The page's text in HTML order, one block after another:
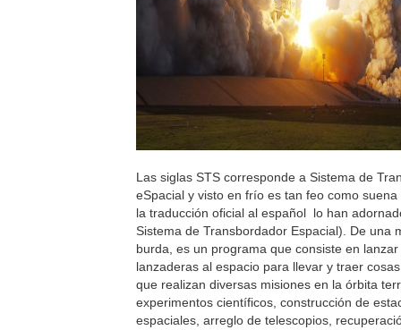
Las siglas STS corresponde a Sistema de
eSpacial y visto en frío es tan feo como
la traducción oficial al español lo han
Sistema de Transbordador Espacial). De una
burda, es un programa que consiste en
lanzaderas al espacio para llevar y traer
que realizan diversas misiones en la órbita
experimentos científicos, construcción de
espaciales, arreglo de telescopios,